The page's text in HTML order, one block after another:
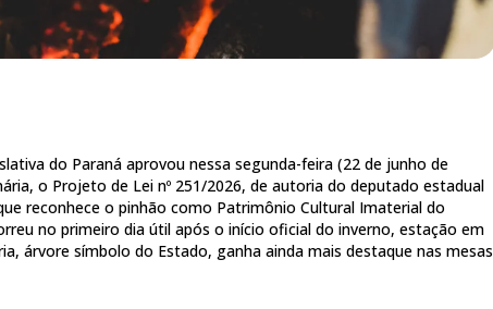
do Paraná aprovou nessa segunda-feira (22 de junho de
o Projeto de Lei nº 251/2026, de autoria do deputado estadual
reconhece o pinhão como Patrimônio Cultural Imaterial do
no primeiro dia útil após o início oficial do inverno, estação em
árvore símbolo do Estado, ganha ainda mais destaque nas mesas